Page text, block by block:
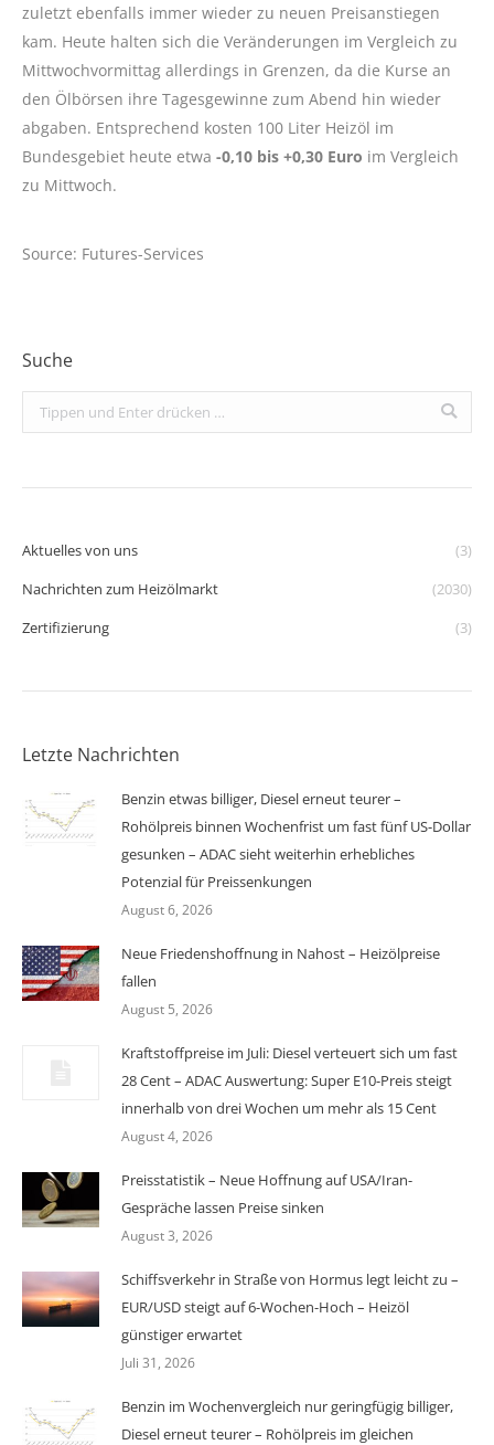
zuletzt ebenfalls immer wieder zu neuen Preisanstiegen
kam. Heute halten sich die Veränderungen im Vergleich zu
Mittwochvormittag allerdings in Grenzen, da die Kurse an
den Ölbörsen ihre Tagesgewinne zum Abend hin wieder
abgaben. Entsprechend kosten 100 Liter Heizöl im
Bundesgebiet heute etwa -0,10 bis +0,30 Euro im Vergleich
zu Mittwoch.
Source: Futures-Services
Suche
Search:
Aktuelles von uns
(3)
Nachrichten zum Heizölmarkt
(2030)
Zertifizierung
(3)
Letzte Nachrichten
Benzin etwas billiger, Diesel erneut teurer –
Rohölpreis binnen Wochenfrist um fast fünf US-Dollar
gesunken – ADAC sieht weiterhin erhebliches
Potenzial für Preissenkungen
August 6, 2026
Neue Friedenshoffnung in Nahost – Heizölpreise
fallen
August 5, 2026
Kraftstoffpreise im Juli: Diesel verteuert sich um fast
28 Cent – ADAC Auswertung: Super E10-Preis steigt
innerhalb von drei Wochen um mehr als 15 Cent
August 4, 2026
Preisstatistik – Neue Hoffnung auf USA/Iran-
Gespräche lassen Preise sinken
August 3, 2026
Schiffsverkehr in Straße von Hormus legt leicht zu –
EUR/USD steigt auf 6-Wochen-Hoch – Heizöl
günstiger erwartet
Juli 31, 2026
Benzin im Wochenvergleich nur geringfügig billiger,
Diesel erneut teurer – Rohölpreis im gleichen